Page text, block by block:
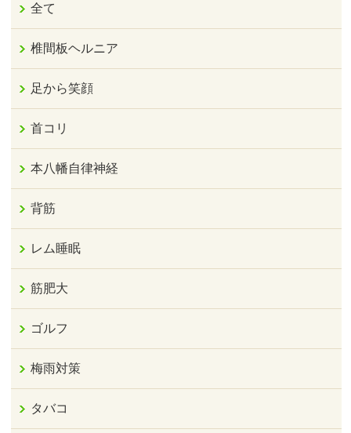
全て
椎間板ヘルニア
足から笑顔
首コリ
本八幡自律神経
背筋
レム睡眠
筋肥大
ゴルフ
梅雨対策
タバコ